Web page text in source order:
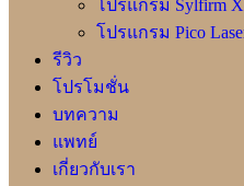
โปรแกรม Sylfirm X
โปรแกรม Pico
รีวิว
โปรโมชั่น
บทความ
แพทย์
เกี่ยวกับเรา